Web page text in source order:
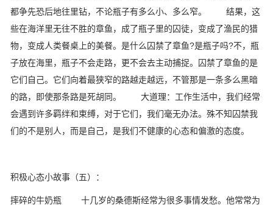
都争先恐后地往里钻，不论瓶子有多么小、多么窄。 结果，这
些在海洋里无往不胜的章鱼，成了瓶子里的囚徒，变成了渔民的猎
物，变成人类餐桌上的美餐。是什么囚禁了章鱼?是瓶子吗?不，瓶
子放在海里，瓶子不会走路，更不会去主动捕捉。囚禁了章鱼的是
它们自己。它们向着最狭窄的路越走越远，不管那是一条多么黑暗
的路，即使那条路是死胡同。 大道理：工作生活中，我们经常
会遇到许多羁绊和束缚，对于它们，我们毫无办法。殊不知囚禁我
们的不是别人，而是自己，是我们不健康的心态和偏激的态度。
积极心态小故事（五）：
摔碎的牛奶瓶 十几岁的桑德斯经常为很多事情发愁。他常常为